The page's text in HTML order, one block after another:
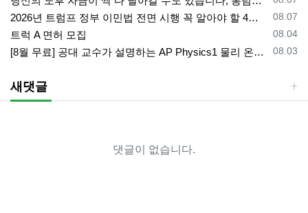
등록일
08.07
2026년 트럼프 정부 이민법 전면 시행 꼭 알아야 할 4가지!!
등록일
08.04
트럭 A 면허 모집
등록일
08.03
[8월 무료] 공대 교수가 설명하는 AP Physics1 물리 온라인 강의
새댓글
댓글이 없습니다.